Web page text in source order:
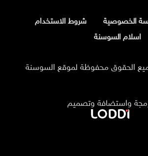
الخصوصية
شروط الاستخدام
اسلام السوسنة
واستضافة وتصميم